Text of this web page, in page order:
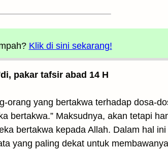
Klik di sini sekarang!
pakar tafsir abad 14 H
orang yang bertakwa terhadap dosa-
bertakwa.” Maksudnya, akan tetapi
bertakwa kepada Allah. Dalam hal ini
yang paling dekat untuk